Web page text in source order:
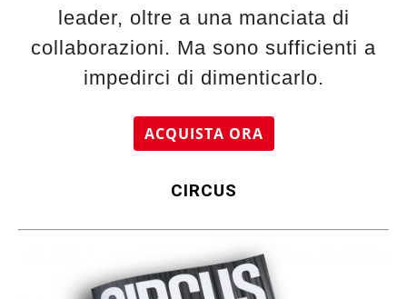
leader, oltre a una manciata di
collaborazioni. Ma sono sufficienti a
impedirci di dimenticarlo.
ACQUISTA ORA
CIRCUS